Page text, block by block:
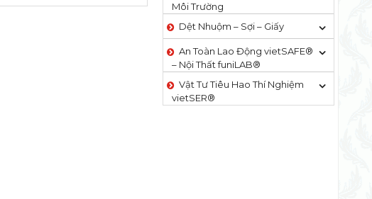
Môi Trường
Dệt Nhuộm – Sợi – Giấy
An Toàn Lao Động vietSAFE®
– Nội Thất funiLAB®
Vật Tư Tiêu Hao Thí Nghiệm
vietSER®